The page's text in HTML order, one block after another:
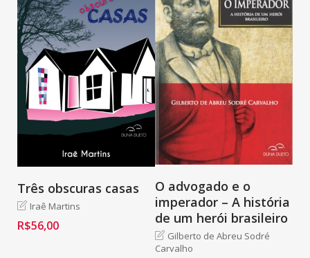
Três obscuras casas
Iraê Martins
R$56,00
O advogado e o
imperador – A história
de um herói brasileiro
Gilberto de Abreu Sodré
Carvalho